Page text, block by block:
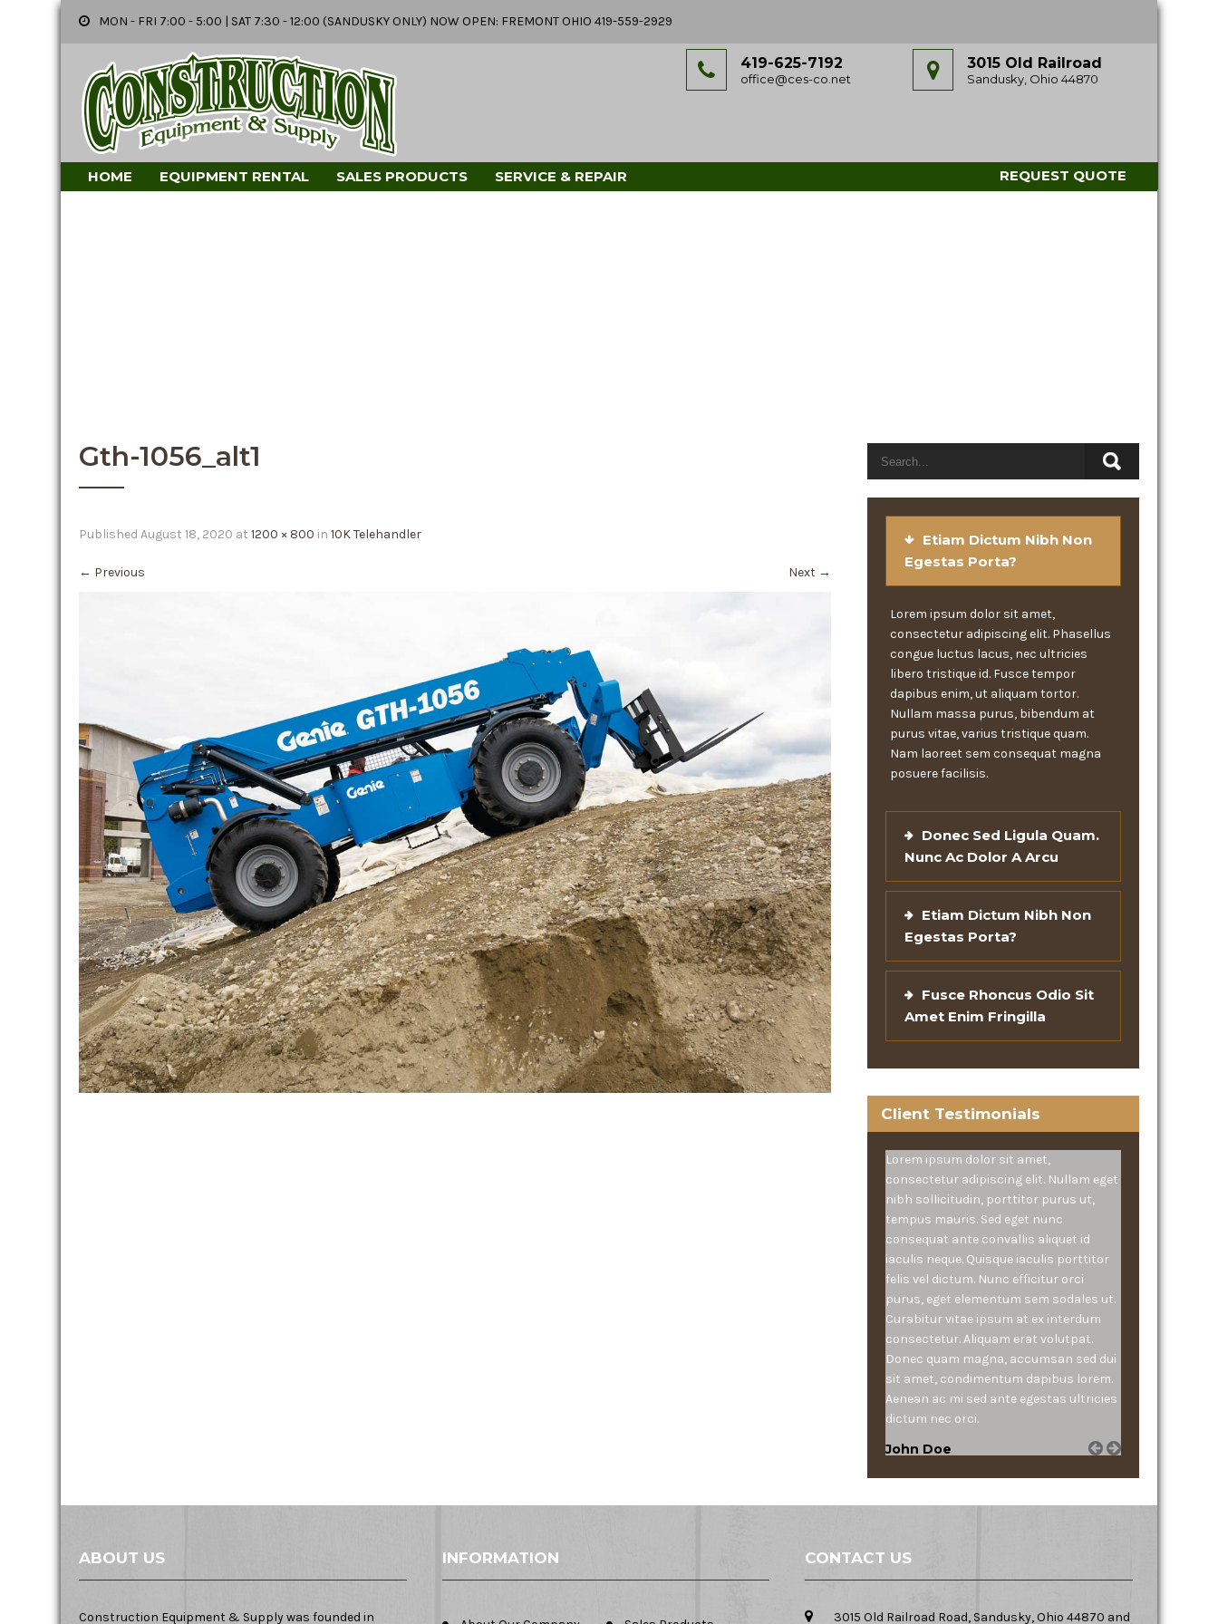
MON - FRI 7:00 - 5:00 | SAT 7:30 - 12:00 (SANDUSKY ONLY) NOW OPEN: FREMONT OHIO 419-559-2929
3015 Old Railroad
Sandusky, Ohio 44870
419-625-7192
office@ces-co.net
HOME EQUIPMENT RENTAL SALES PRODUCTS SERVICE & REPAIR REQUEST QUOTE
Gth-1056_alt1
Published August 18, 2020 at 1200 × 800 in 10K Telehandler
← Previous Next →
Etiam Dictum Nibh Non
Egestas Porta?
Lorem ipsum dolor sit amet,
consectetur adipiscing elit. Phasellus
congue luctus lacus, nec ultricies
libero tristique id. Fusce tempor
dapibus enim, ut aliquam tortor.
Nullam massa purus, bibendum at
purus vitae, varius tristique quam.
Nam laoreet sem consequat magna
posuere facilisis.
Donec Sed Ligula Quam.
Nunc Ac Dolor A Arcu
Etiam Dictum Nibh Non
Egestas Porta?
Fusce Rhoncus Odio Sit
Amet Enim Fringilla
Client Testimonials
Lorem ipsum dolor sit amet,
consectetur adipiscing elit. Nullam eget
nibh sollicitudin, porttitor purus ut,
tempus mauris. Sed eget nunc
consequat ante convallis aliquet id
iaculis neque. Quisque iaculis porttitor
felis vel dictum. Nunc efficitur orci
purus, eget elementum sem sodales ut.
Curabitur vitae ipsum at ex interdum
consectetur. Aliquam erat volutpat.
Donec quam magna, accumsan sed dui
sit amet, condimentum dapibus lorem.
Aenean ac mi sed ante egestas ultricies
dictum nec orci.
John Doe
ABOUT US
Construction Equipment & Supply was founded in
INFORMATION CONTACT US
3015 Old Railroad Road, Sandusky, Ohio 44870 and